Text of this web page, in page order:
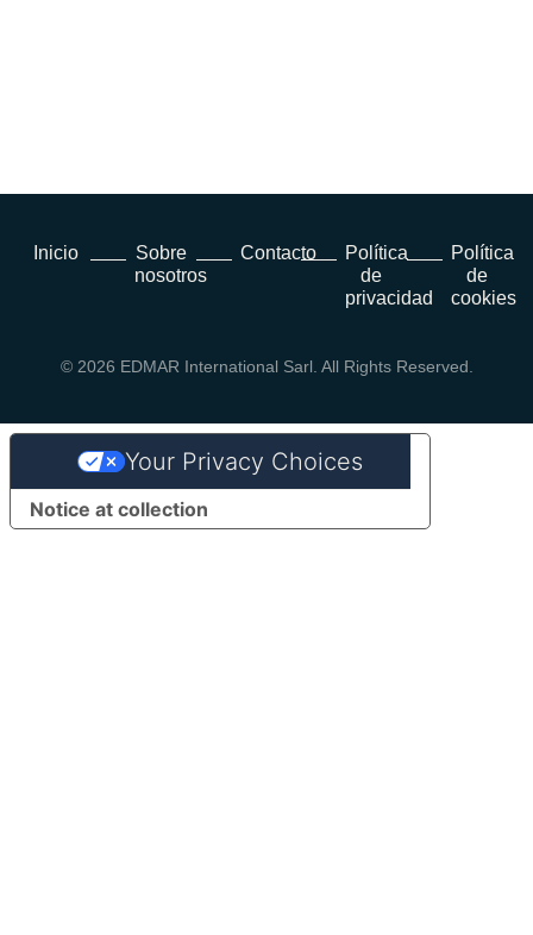
Inicio
Sobre
nosotros
Contacto
Política
de
privacidad
Política
de
cookies
© 2026 EDMAR International Sarl. All Rights Reserved.
Notice at collection
Your Privacy Choices